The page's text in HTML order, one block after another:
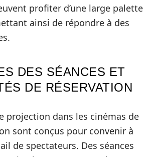
profiter d’une large palette
ainsi de répondre à des
DES SÉANCES ET
DE RÉSERVATION
projection dans les cinémas de
sont conçus pour convenir à
de spectateurs. Des séances